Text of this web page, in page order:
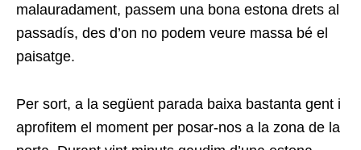
malauradament, passem una bona estona drets al
passadís, des d’on no podem veure massa bé el
paisatge.
Per sort, a la següent parada baixa bastanta gent i
aprofitem el moment per posar-nos a la zona de la